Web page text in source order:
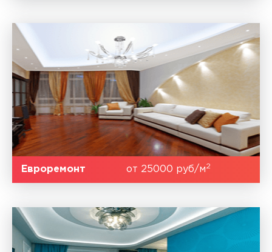
Евроремонт от 25000 руб/м2